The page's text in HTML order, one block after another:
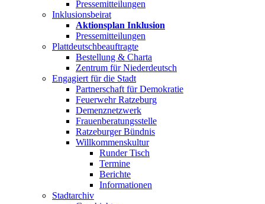
Pressemitteilungen
Inklusionsbeirat
Aktionsplan Inklusion
Pressemitteilungen
Plattdeutschbeauftragte
Bestellung & Charta
Zentrum für Niederdeutsch
Engagiert für die Stadt
Partnerschaft für Demokratie
Feuerwehr Ratzeburg
Demenznetzwerk
Frauenberatungsstelle
Ratzeburger Bündnis
Willkommenskultur
Runder Tisch
Termine
Berichte
Informationen
Stadtarchiv